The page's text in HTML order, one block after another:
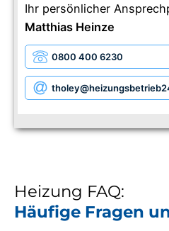
Ihr persönlicher
Matthias Heinze
0800 400 6230
tholey
Heizung FAQ:
Häufige Fragen